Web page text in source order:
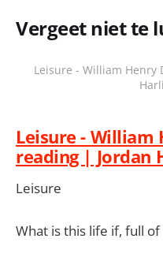
Vergeet niet te
Leisure - William Henry
Leisure - William
reading | Jordan
Leisure
What is this life if, full of